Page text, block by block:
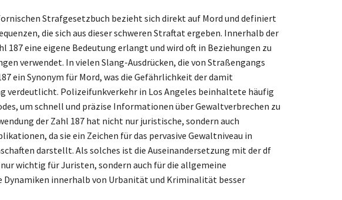
Strafgesetzbuch bezieht sich direkt auf Mord und definiert
die sich aus dieser schweren Straftat ergeben. Innerhalb der
187 eine eigene Bedeutung erlangt und wird oft in Beziehungen zu
verwendet. In vielen Slang-Ausdrücken, die von Straßengangs
ein Synonym für Mord, was die Gefährlichkeit der damit
verdeutlicht. Polizeifunkverkehr in Los Angeles beinhaltete häufig
um schnell und präzise Informationen über Gewaltverbrechen zu
der Zahl 187 hat nicht nur juristische, sondern auch
da sie ein Zeichen für das pervasive Gewaltniveau in
darstellt. Als solches ist die Auseinandersetzung mit der df
wichtig für Juristen, sondern auch für die allgemeine
Dynamiken innerhalb von Urbanität und Kriminalität besser